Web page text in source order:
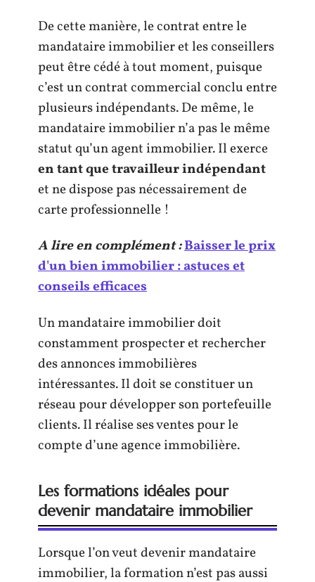
De cette manière, le contrat entre le
mandataire immobilier et les conseillers
peut être cédé à tout moment, puisque
c’est un contrat commercial conclu entre
plusieurs indépendants. De même, le
mandataire immobilier n’a pas le même
statut qu’un agent immobilier. Il exerce
en tant que travailleur indépendant
et ne dispose pas nécessairement de
carte professionnelle !
A lire en complément :Baisser le prix
d'un bien immobilier : astuces et
conseils efficaces
Un mandataire immobilier doit
constamment prospecter et rechercher
des annonces immobilières
intéressantes. Il doit se constituer un
réseau pour développer son portefeuille
clients. Il réalise ses ventes pour le
compte d’une agence immobilière.
Les formations idéales pour
devenir mandataire immobilier
Lorsque l’on veut devenir mandataire
immobilier, la formation n’est pas aussi